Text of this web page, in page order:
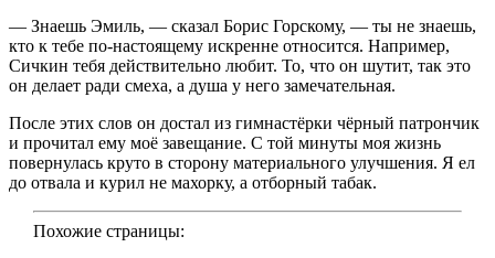
— Знаешь Эмиль, — сказал Борис Горскому, — ты не знаешь,
кто к тебе по-настоящему искренне относится. Например,
Сичкин тебя действительно любит. То, что он шутит, так это
он делает ради смеха, а душа у него замечательная.
После этих слов он достал из гимнастёрки чёрный патрончик
и прочитал ему моё завещание. С той минуты моя жизнь
повернулась круто в сторону материального улучшения. Я ел
до отвала и курил не махорку, а отборный табак.
Похожие страницы: